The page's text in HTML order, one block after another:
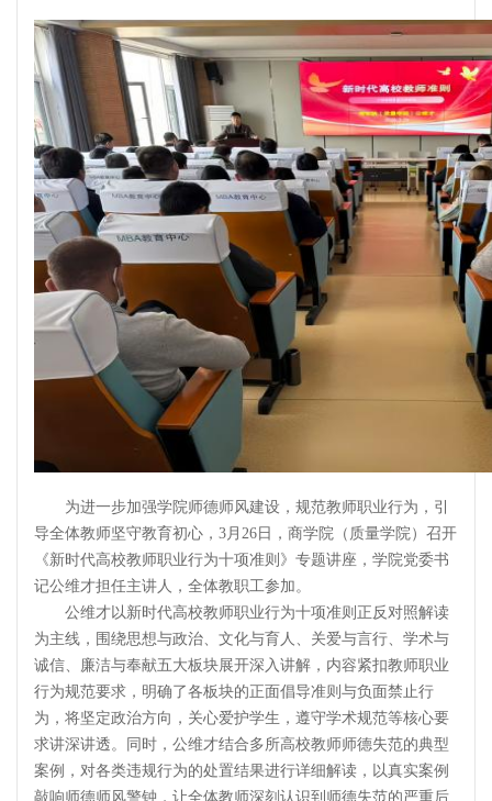
为进一步加强学院师德师风建设，规范教师职业行为，引
导全体教师坚守教育初心，3月26日，商学院（质量学院）召开
《新时代高校教师职业行为十项准则》专题讲座，学院党委书
记公维才担任主讲人，全体教职工参加。
公维才以新时代高校教师职业行为十项准则正反对照解读
为主线，围绕思想与政治、文化与育人、关爱与言行、学术与
诚信、廉洁与奉献五大板块展开深入讲解，内容紧扣教师职业
行为规范要求，明确了各板块的正面倡导准则与负面禁止行
为，将坚定政治方向，关心爱护学生，遵守学术规范等核心要
求讲深讲透。同时，公维才结合多所高校教师师德失范的典型
案例，对各类违规行为的处置结果进行详细解读，以真实案例
敲响师德师风警钟，让全体教师深刻认识到师德失范的严重后